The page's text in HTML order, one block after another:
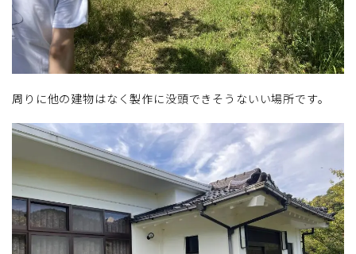
周りに他の建物はなく製作に没頭できそうないい場所です。